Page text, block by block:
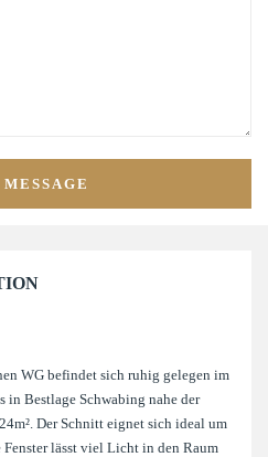
WG befindet sich ruhig gelegen im
in Bestlage Schwabing nahe der
Der Schnitt eignet sich ideal um
lässt viel Licht in den Raum